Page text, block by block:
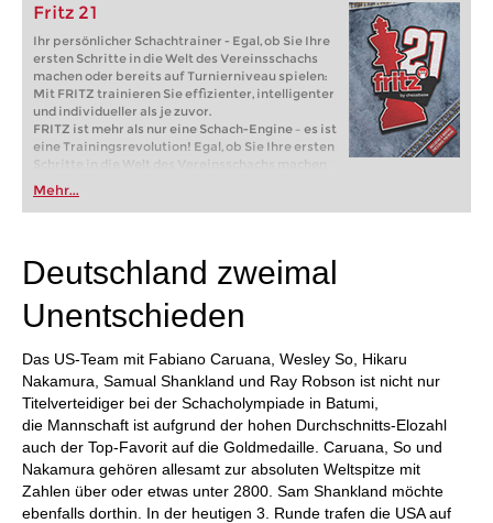
Fritz 21
Ihr persönlicher Schachtrainer - Egal, ob Sie Ihre
ersten Schritte in die Welt des Vereinsschachs
machen oder bereits auf Turnierniveau spielen:
Mit FRITZ trainieren Sie effizienter, intelligenter
und individueller als je zuvor.
FRITZ ist mehr als nur eine Schach-Engine – es ist
eine Trainingsrevolution! Egal, ob Sie Ihre ersten
Schritte in die Welt des Vereinsschachs machen
oder bereits auf Turnierniveau spielen: Mit
FRITZ trainieren Sie effizienter, intelligenter und
individueller als je zuvor.
Mehr...
Deutschland zweimal
Unentschieden
Das US-Team mit Fabiano Caruana, Wesley So, Hikaru
Nakamura, Samual Shankland und Ray Robson ist nicht nur
Titelverteidiger bei der Schacholympiade in Batumi,
die Mannschaft ist aufgrund der hohen Durchschnitts-Elozahl
auch der Top-Favorit auf die Goldmedaille. Caruana, So und
Nakamura gehören allesamt zur absoluten Weltspitze mit
Zahlen über oder etwas unter 2800. Sam Shankland möchte
ebenfalls dorthin. In der heutigen 3. Runde trafen die USA auf